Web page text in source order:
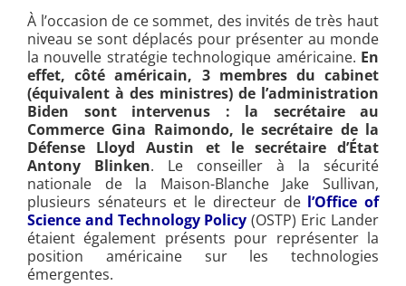
À l’occasion de ce sommet, des invités de très haut
niveau se sont déplacés pour présenter au monde
la nouvelle stratégie technologique américaine. En
effet, côté américain, 3 membres du cabinet
(équivalent à des ministres) de l’administration
Biden sont intervenus : la secrétaire au
Commerce Gina Raimondo, le secrétaire de la
Défense Lloyd Austin et le secrétaire d’État
Antony Blinken. Le conseiller à la sécurité
nationale de la Maison-Blanche Jake Sullivan,
plusieurs sénateurs et le directeur de l’Office of
Science and Technology Policy (OSTP) Eric Lander
étaient également présents pour représenter la
position américaine sur les technologies
émergentes.